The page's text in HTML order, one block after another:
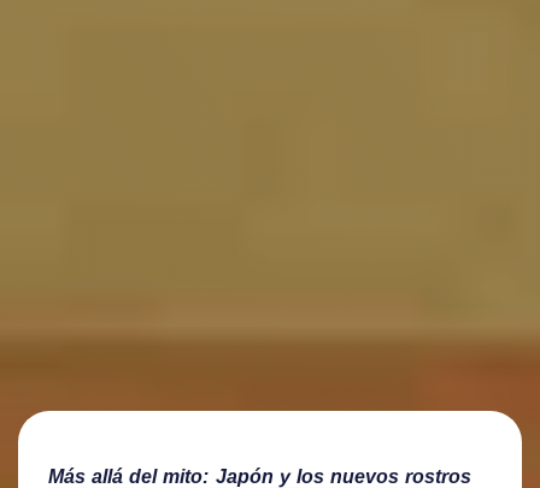
Más allá del mito: Japón y los nuevos rostros